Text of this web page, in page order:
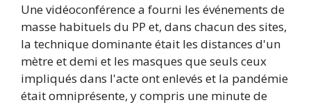
Une vidéoconférence a fourni les événements de
masse habituels du PP et, dans chacun des sites,
la technique dominante était les distances d'un
mètre et demi et les masques que seuls ceux
impliqués dans l'acte ont enlevés et la pandémie
était omniprésente, y compris une minute de